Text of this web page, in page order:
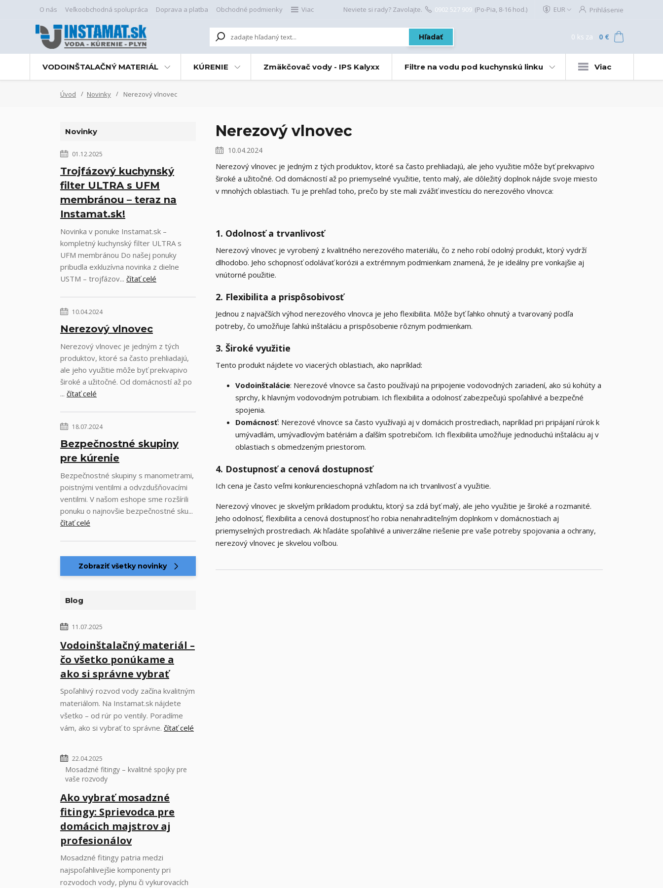
O nás Veľkoobchodná spolupráca Doprava a platba Obchodné podmienky Viac EUR Prihlásenie
Hľadať
Neviete si rady? Zavolajte. 0902 527 909 (Po-Pia, 8-16 hod.)
0 ks za 0 €
VODOINŠTALAČNÝ MATERIÁL KÚRENIE Zmäkčovač vody - IPS Kalyxx Filtre na vodu pod kuchynskú linku Viac
Úvod Novinky Nerezový vlnovec
Novinky
01.12.2025
Trojfázový kuchynský
filter ULTRA s UFM
membránou – teraz na
Instamat.sk!
Novinka v ponuke Instamat.sk –
kompletný kuchynský filter ULTRA s
UFM membránou Do našej ponuky
pribudla exkluzívna novinka z dielne
USTM – trojfázov... čítať celé
10.04.2024
Nerezový vlnovec
Nerezový vlnovec je jedným z tých
produktov, ktoré sa často prehliadajú,
ale jeho využitie môže byť prekvapivo
široké a užitočné. Od domácností až po
... čítať celé
18.07.2024
Bezpečnostné skupiny
pre kúrenie
Bezpečnostné skupiny s manometrami,
poistnými ventilmi a odvzdušňovacími
ventilmi. V našom eshope sme rozšírili
ponuku o najnovšie bezpečnostné sku...
čítať celé
Zobraziť všetky novinky
Blog
11.07.2025
Vodoinštalačný materiál –
čo všetko ponúkame a
ako si správne vybrať
Spoľahlivý rozvod vody začína kvalitným
materiálom. Na Instamat.sk nájdete
všetko – od rúr po ventily. Poradíme
vám, ako si vybrať to správne. čítať celé
22.04.2025
Mosadzné fitingy – kvalitné spojky pre
vaše rozvody
Ako vybrať mosadzné
fitingy: Sprievodca pre
domácich majstrov aj
profesionálov
Mosadzné fitingy patria medzi
najspoľahlivejšie komponenty pri
rozvodoch vody, plynu či vykurovacích
Nerezový vlnovec
10.04.2024
Nerezový vlnovec je jedným z tých produktov, ktoré sa často prehliadajú, ale jeho využitie môže byť prekvapivo
široké a užitočné. Od domácností až po priemyselné využitie, tento malý, ale dôležitý doplnok nájde svoje miesto
v mnohých oblastiach. Tu je prehľad toho, prečo by ste mali zvážiť investíciu do nerezového vlnovca:
1. Odolnosť a trvanlivosť
Nerezový vlnovec je vyrobený z kvalitného nerezového materiálu, čo z neho robí odolný produkt, ktorý vydrží
dlhodobo. Jeho schopnosť odolávať korózii a extrémnym podmienkam znamená, že je ideálny pre vonkajšie aj
vnútorné použitie.
2. Flexibilita a prispôsobivosť
Jednou z najväčších výhod nerezového vlnovca je jeho flexibilita. Môže byť ľahko ohnutý a tvarovaný podľa
potreby, čo umožňuje ľahkú inštaláciu a prispôsobenie rôznym podmienkam.
3. Široké využitie
Tento produkt nájdete vo viacerých oblastiach, ako napríklad:
Vodoinštalácie: Nerezové vlnovce sa často používajú na pripojenie vodovodných zariadení, ako sú kohúty a
sprchy, k hlavným vodovodným potrubiam. Ich flexibilita a odolnosť zabezpečujú spoľahlivé a bezpečné
spojenia.
Domácnosť: Nerezové vlnovce sa často využívajú aj v domácich prostrediach, napríklad pri pripájaní rúrok k
umývadlám, umývadlovým batériám a ďalším spotrebičom. Ich flexibilita umožňuje jednoduchú inštaláciu aj v
oblastiach s obmedzeným priestorom.
4. Dostupnosť a cenová dostupnosť
Ich cena je často veľmi konkurencieschopná vzhľadom na ich trvanlivosť a využitie.
Nerezový vlnovec je skvelým príkladom produktu, ktorý sa zdá byť malý, ale jeho využitie je široké a rozmanité.
Jeho odolnosť, flexibilita a cenová dostupnosť ho robia nenahraditeľným doplnkom v domácnostiach aj
priemyselných prostrediach. Ak hľadáte spoľahlivé a univerzálne riešenie pre vaše potreby spojovania a ochrany,
nerezový vlnovec je skvelou voľbou.